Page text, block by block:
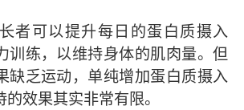
者可以提升每日的蛋白质摄入
训练，以维持身体的肌肉量。但
缺乏运动，单纯增加蛋白质摄入
效果其实非常有限。